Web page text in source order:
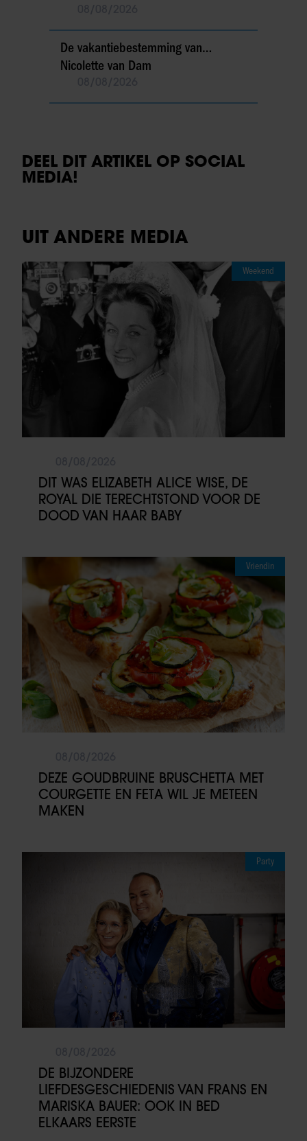
De vakantiebestemming van…
Nicolette van Dam
DEEL DIT ARTIKEL OP SOCIAL
MEDIA!
UIT ANDERE MEDIA
Weekend
DIT WAS ELIZABETH ALICE WISE, DE
ROYAL DIE TERECHTSTOND VOOR DE
DOOD VAN HAAR BABY
Vriendin
DEZE GOUDBRUINE BRUSCHETTA MET
COURGETTE EN FETA WIL JE METEEN
MAKEN
Party
DE BIJZONDERE
LIEFDESGESCHIEDENIS VAN FRANS EN
MARISKA BAUER: OOK IN BED
ELKAARS EERSTE